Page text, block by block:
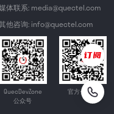
体联系: media@quectel.com
他咨询: info@quectel.com
QuecDevZone
公众号
官方公众号